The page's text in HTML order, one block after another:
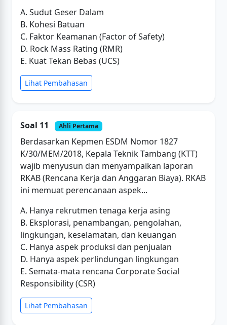
A. Sudut Geser Dalam
B. Kohesi Batuan
C. Faktor Keamanan (Factor of Safety)
D. Rock Mass Rating (RMR)
E. Kuat Tekan Bebas (UCS)
Lihat Pembahasan
Soal 11 Ahli Pertama
Berdasarkan Kepmen ESDM Nomor 1827
K/30/MEM/2018, Kepala Teknik Tambang (KTT)
wajib menyusun dan menyampaikan laporan
RKAB (Rencana Kerja dan Anggaran Biaya). RKAB
ini memuat perencanaan aspek...
A. Hanya rekrutmen tenaga kerja asing
B. Eksplorasi, penambangan, pengolahan,
lingkungan, keselamatan, dan keuangan
C. Hanya aspek produksi dan penjualan
D. Hanya aspek perlindungan lingkungan
E. Semata-mata rencana Corporate Social
Responsibility (CSR)
Lihat Pembahasan